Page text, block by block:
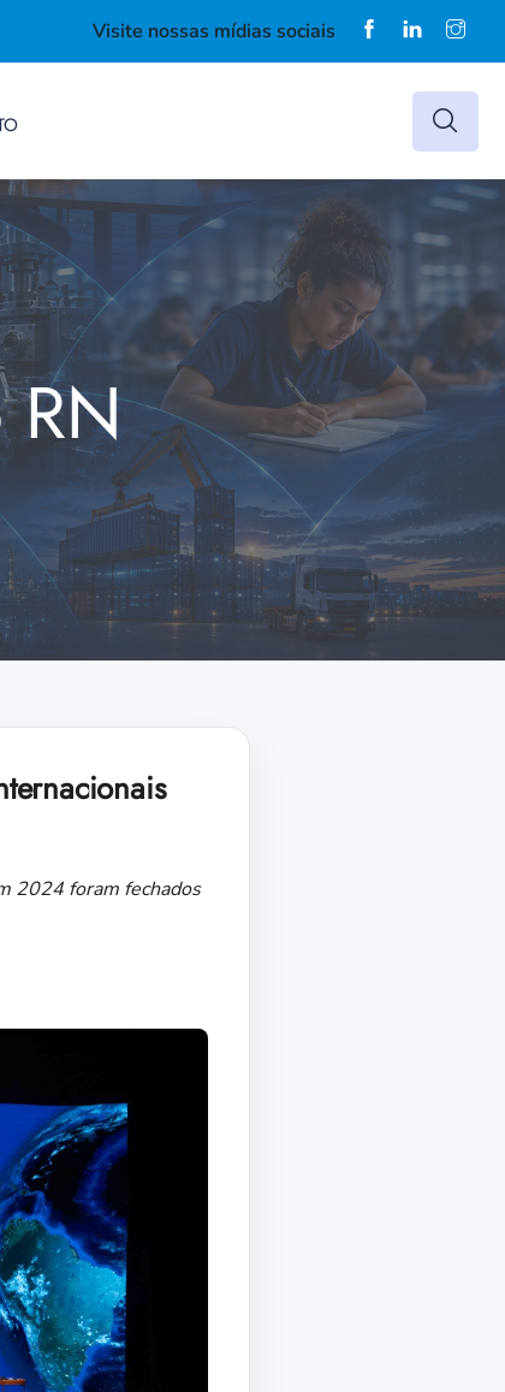
Visite nossas mídias sociais
2024 foram fechados